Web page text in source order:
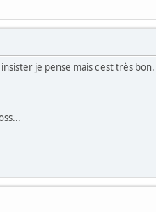
je pense mais c'est très